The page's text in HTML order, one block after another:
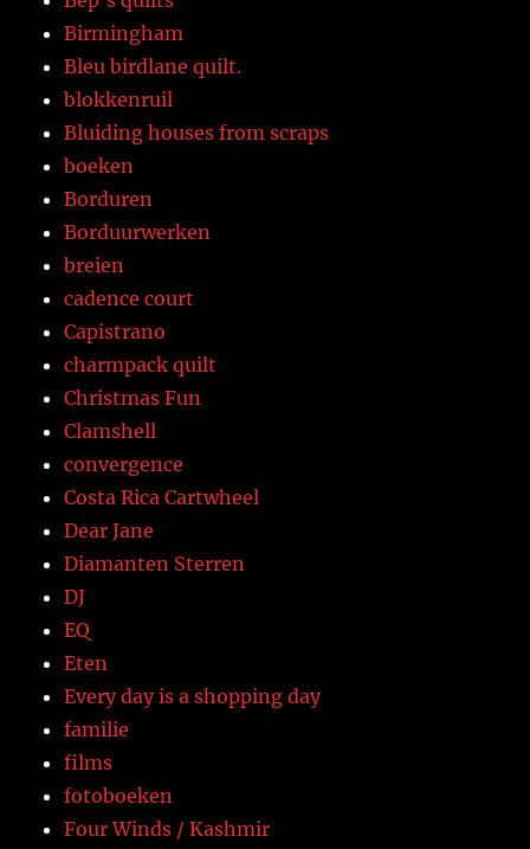
Birmingham
Bleu birdlane quilt.
blokkenruil
Bluiding houses from scraps
boeken
Borduren
Borduurwerken
breien
cadence court
Capistrano
charmpack quilt
Christmas Fun
Clamshell
convergence
Costa Rica Cartwheel
Dear Jane
Diamanten Sterren
DJ
EQ
Eten
Every day is a shopping day
familie
films
fotoboeken
Four Winds / Kashmir